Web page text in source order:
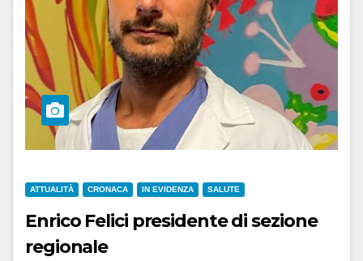
ATTUALITÀ CRONACA IN EVIDENZA SALUTE
Enrico Felici presidente di sezione
regionale